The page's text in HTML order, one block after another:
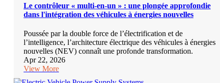
Le contrôleur « multi-en-un » : une plongée approfondie
dans l'intégration des véhicules à énergies nouvelles
Poussée par la double force de l’électrification et de
l’intelligence, l’architecture électrique des véhicules à énergies
nouvelles (NEV) connaît une profonde transformation.
Apr 22, 2026
View More